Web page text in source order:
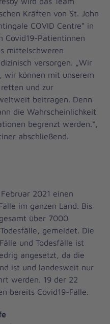
Kräften von St. John
COVID Centre“ in
Covid19-Patientinnen
mittelschweren
versorgen. „Wir
können mit unserem
und zur
beitragen. Denn
die Wahrscheinlichkeit
begrenzt werden.“,
abschließend.
2021 einen
im ganzen Land. Bis
über 7000
gemeldet. Die
und Todesfälle ist
angesetzt, da die
ist und landesweit nur
werden. 19 der 22
bereits Covid19-Fälle.